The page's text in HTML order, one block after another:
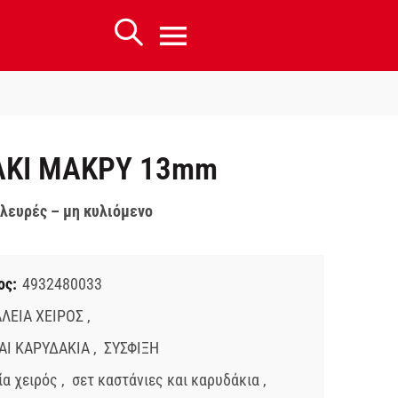
ΜΑΚΡΥ 13mm
– μη κυλιόμενο
4932480033
ΧΕΙΡΟΣ ,
ΚΑΡΥΔΑΚΙΑ , ΣΥΣΦΙΞΗ
χειρός , σετ καστάνιες και καρυδάκια ,